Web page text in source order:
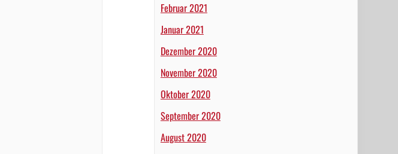
Februar 2021
Januar 2021
Dezember 2020
November 2020
Oktober 2020
September 2020
August 2020